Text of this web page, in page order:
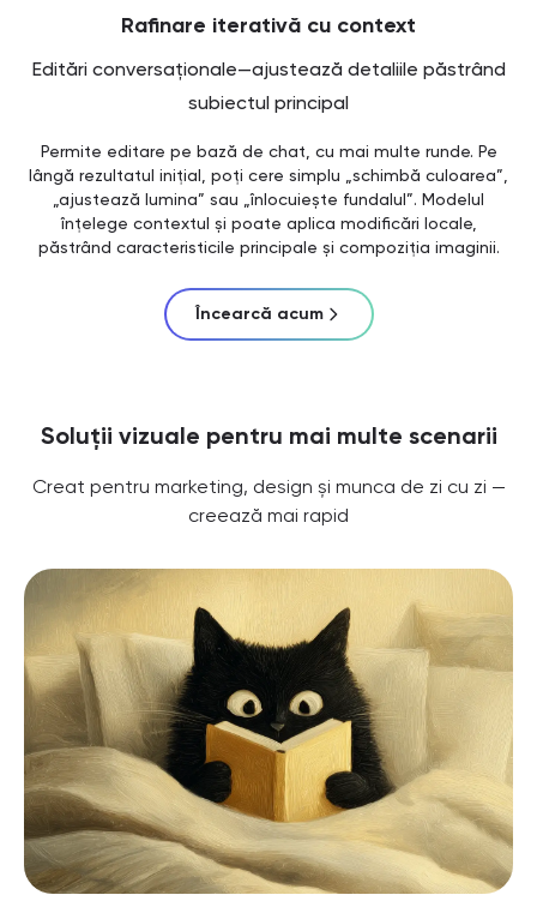
Rafinare iterativă cu context
Editări conversaționale—ajustează detaliile păstrând
subiectul principal
Permite editare pe bază de chat, cu mai multe runde. Pe
lângă rezultatul inițial, poți cere simplu „schimbă culoarea”,
„ajustează lumina” sau „înlocuiește fundalul”. Modelul
înțelege contextul și poate aplica modificări locale,
păstrând caracteristicile principale și compoziția imaginii.
Încearcă acum
Soluții vizuale pentru mai multe scenarii
Creat pentru marketing, design și munca de zi cu zi —
creează mai rapid